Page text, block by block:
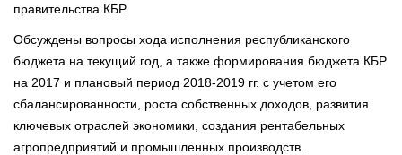
правительства КБР.
Обсуждены вопросы хода исполнения республиканского
бюджета на текущий год, а также формирования бюджета КБР
на 2017 и плановый период 2018-2019 гг. с учетом его
сбалансированности, роста собственных доходов, развития
ключевых отраслей экономики, создания рентабельных
агропредприятий и промышленных производств.